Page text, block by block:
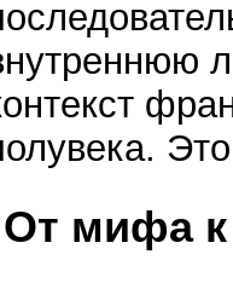
От мифа к